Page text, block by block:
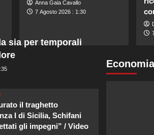
Anna Gaia Cavallo
7 Agosto 2026 : 1:30
sia per temporali
il traghetto
I di Sicilia, Schifani
gli impegni” / Video
Economia